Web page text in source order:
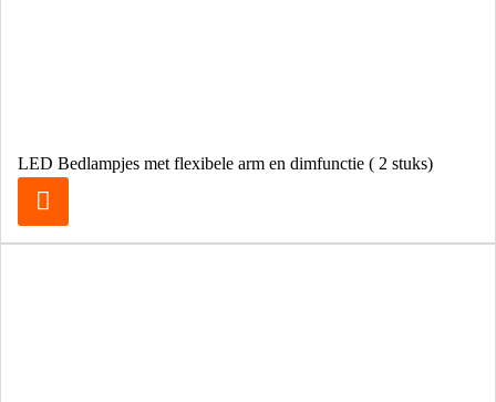
LED Bedlampjes met flexibele arm en dimfunctie ( 2 stuks)